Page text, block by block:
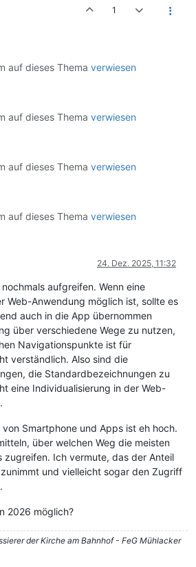
1
auf dieses Thema verwiesen
auf dieses Thema verwiesen
auf dieses Thema verwiesen
auf dieses Thema verwiesen
24. Dez. 2025, 11:32
aufgreifen. Wenn eine
Web-Anwendung möglich ist, sollte es
auch in die App übernommen
über verschiedene Wege zu nutzen,
Navigationspunkte ist für
verständlich. Also sind die
die Standardbezeichnungen zu
eine Individualisierung in der Web-
Smartphone und Apps ist eh hoch.
über welchen Weg die meisten
zugreifen. Ich vermute, das der Anteil
und vielleicht sogar den Zugriff
2026 möglich?
der Kirche am Bahnhof - FeG Mühlacker